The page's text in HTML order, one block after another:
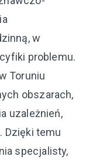
w
problemu.
Toruniu
obszarach,
uzależnień,
Dzięki temu
specjalisty,